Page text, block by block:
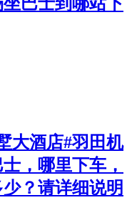
大酒店#羽田机
，哪里下车，
？请详细说明